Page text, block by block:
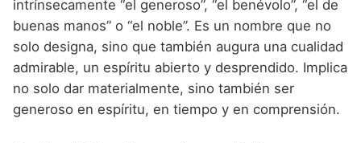
intrínsecamente “el generoso”, “el benévolo”, “el de
buenas manos” o “el noble”. Es un nombre que no
solo designa, sino que también augura una cualidad
admirable, un espíritu abierto y desprendido. Implica
no solo dar materialmente, sino también ser
generoso en espíritu, en tiempo y en comprensión.